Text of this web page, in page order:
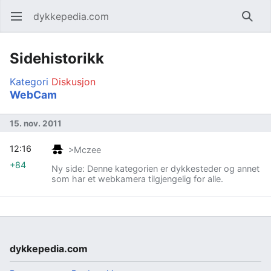
Åpne hovedmenyen dykkepedia.com Søk
Sidehistorikk
Kategori Diskusjon
WebCam
15. nov. 2011
>Mczee
Ny side: Denne kategorien er dykkesteder og annet
som har et webkamera tilgjengelig for alle.
12:16
+84
dykkepedia.com